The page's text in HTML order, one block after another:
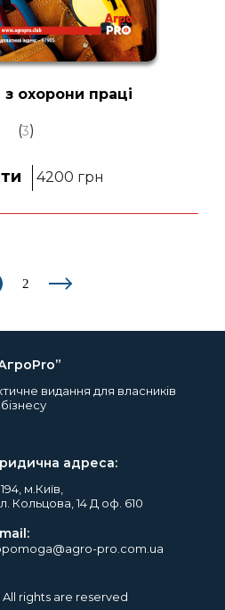
з охорони праці
(3)
4200 грн
2
видання для власників
адреса:
м.Київ,
Кольцова, 14 Д оф. 610
pro.com.ua
rights are reserved